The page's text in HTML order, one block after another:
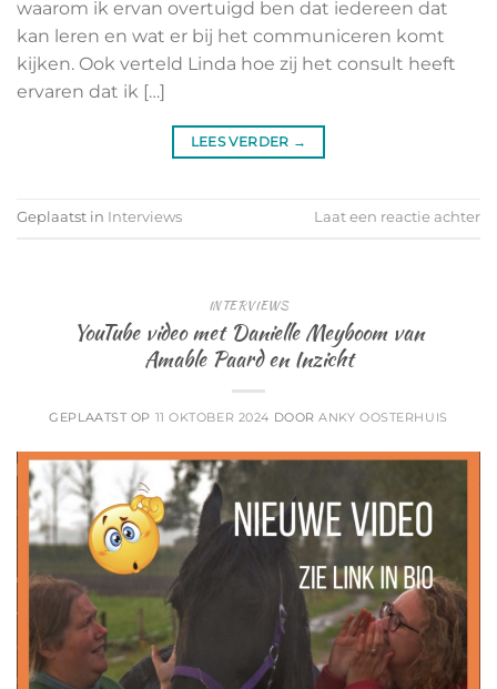
waarom ik ervan overtuigd ben dat iedereen dat
kan leren en wat er bij het communiceren komt
kijken. Ook verteld Linda hoe zij het consult heeft
ervaren dat ik […]
LEES VERDER →
Geplaatst in Interviews Laat een reactie achter
INTERVIEWS
YouTube video met Danielle Meyboom van
Amable Paard en Inzicht
GEPLAATST OP 11 OKTOBER 2024 DOORANKY OOSTERHUIS